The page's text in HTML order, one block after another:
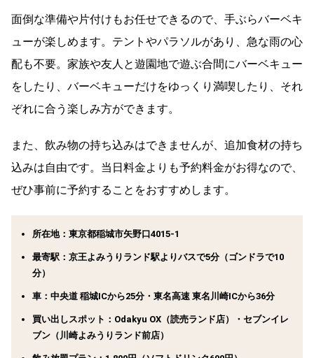
面倒な準備や片付けもお任せできるので、手ぶらバーベキ
ューが楽しめます。テントやパラソルがあり、急な雨の心
配も不要。家族や友人と遊園地で遊ぶ合間にバーベキュー
をしたり、バーベキューだけをゆっくり満喫したり、それ
ぞれに合う楽しみ方ができます。
また、飲み物の持ち込みはできませんが、追加食材の持ち
込みは自由です。当日料金よりも予約料金がお得なので、
ぜひ事前に予約することをおすすめします。
所在地：東京都稲城市矢野口4015-1
最寄駅：京王よみうりランド駅よりバスで5分（ゴンドラで10
分）
車：中央道 稲城ICから25分・東名高速 東名川崎ICから36分
買い出しスポット：Odakyu OX（読売ランド店）・セブンイレ
ブン（川崎よみうりランド前店）